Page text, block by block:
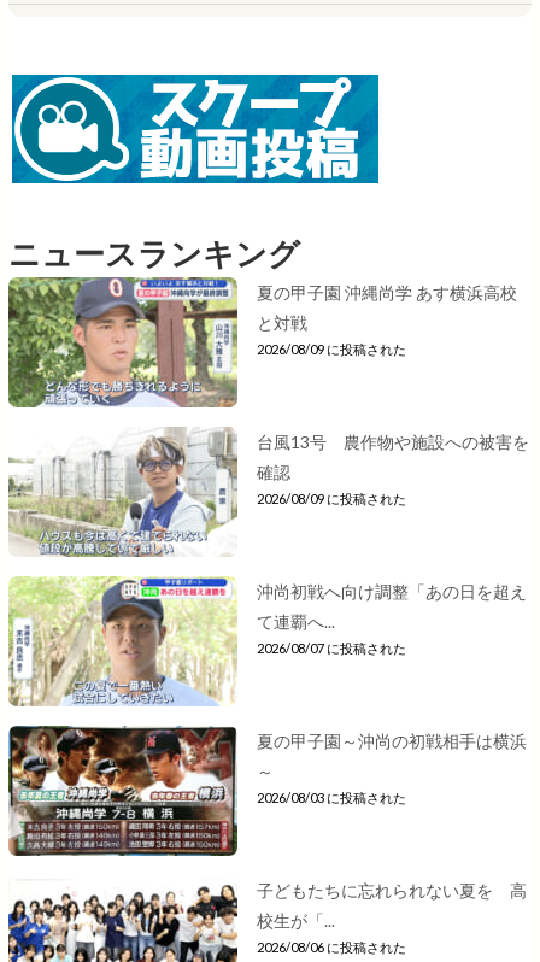
ニュースランキング
夏の甲子園 沖縄尚学 あす横浜高校
と対戦
2026/08/09 に投稿された
台風13号 農作物や施設への被害を
確認
2026/08/09 に投稿された
沖尚初戦へ向け調整「あの日を超え
て連覇へ...
2026/08/07 に投稿された
夏の甲子園～沖尚の初戦相手は横浜
～
2026/08/03 に投稿された
子どもたちに忘れられない夏を 高
校生が「...
2026/08/06 に投稿された